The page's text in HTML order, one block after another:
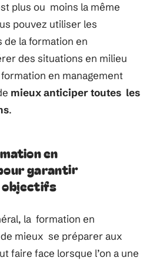
plus ou moins la même
pouvez utiliser les
de la formation en
des situations en milieu
en management
mieux anticiper toutes les
.
en
garantir
la formation en
mieux se préparer aux
faire face lorsque l’on a une